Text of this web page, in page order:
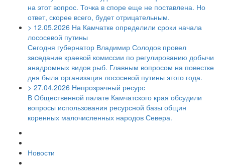
на этот вопрос. Точка в споре еще не поставлена. Но
ответ, скорее всего, будет отрицательным.
> 12.05.2026 На Камчатке определили сроки начала
лососевой путины
Сегодня губернатор Владимир Солодов провел
заседание краевой комиссии по регулированию добычи
анадромных видов рыб. Главным вопросом на повестке
дня была организация лососевой путины этого года.
> 27.04.2026 Непрозрачный ресурс
В Общественной палате Камчатского края обсудили
вопросы использования ресурсной базы общин
коренных малочисленных народов Севера.
Новости